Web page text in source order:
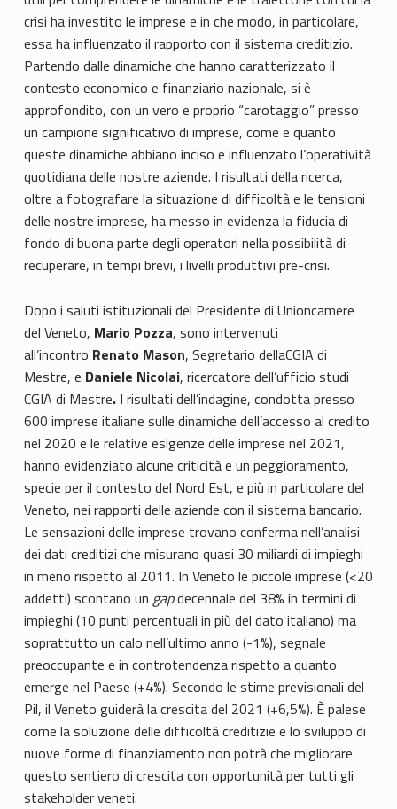
crisi ha investito le imprese e in che modo, in particolare,
essa ha influenzato il rapporto con il sistema creditizio.
Partendo dalle dinamiche che hanno caratterizzato il
contesto economico e finanziario nazionale, si è
approfondito, con un vero e proprio “carotaggio” presso
un campione significativo di imprese, come e quanto
queste dinamiche abbiano inciso e influenzato l’operatività
quotidiana delle nostre aziende. I risultati della ricerca,
oltre a fotografare la situazione di difficoltà e le tensioni
delle nostre imprese, ha messo in evidenza la fiducia di
fondo di buona parte degli operatori nella possibilità di
recuperare, in tempi brevi, i livelli produttivi pre-crisi.
Dopo i saluti istituzionali del Presidente di Unioncamere
del Veneto, Mario Pozza, sono intervenuti
all’incontro Renato Mason, Segretario dellaCGIA di
Mestre, e Daniele Nicolai, ricercatore dell’ufficio studi
CGIA di Mestre. I risultati dell’indagine, condotta presso
600 imprese italiane sulle dinamiche dell’accesso al credito
nel 2020 e le relative esigenze delle imprese nel 2021,
hanno evidenziato alcune criticità e un peggioramento,
specie per il contesto del Nord Est, e più in particolare del
Veneto, nei rapporti delle aziende con il sistema bancario.
Le sensazioni delle imprese trovano conferma nell’analisi
dei dati creditizi che misurano quasi 30 miliardi di impieghi
in meno rispetto al 2011. In Veneto le piccole imprese (<20
addetti) scontano un gapdecennale del 38% in termini di
impieghi (10 punti percentuali in più del dato italiano) ma
soprattutto un calo nell’ultimo anno (-1%), segnale
preoccupante e in controtendenza rispetto a quanto
emerge nel Paese (+4%). Secondo le stime previsionali del
Pil, il Veneto guiderà la crescita del 2021 (+6,5%). È palese
come la soluzione delle difficoltà creditizie e lo sviluppo di
nuove forme di finanziamento non potrà che migliorare
questo sentiero di crescita con opportunità per tutti gli
stakeholder veneti.